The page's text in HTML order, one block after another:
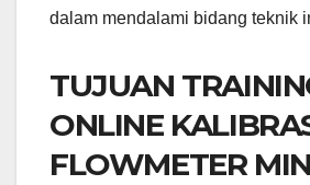
dalam mendalami bidang teknik
TUJUAN
ONLINE
FLOWMETER